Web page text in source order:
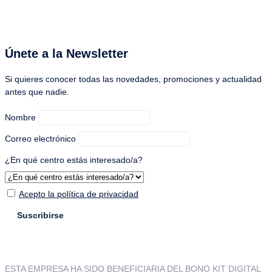
Únete a la Newsletter
Si quieres conocer todas las novedades, promociones y actualidad
antes que nadie.
Nombre
Correo electrónico
¿En qué centro estás interesado/a?
Acepto la política de privacidad
ESTA EMPRESA HA SIDO BENEFICIARIA DEL BONO KIT DIGITAL